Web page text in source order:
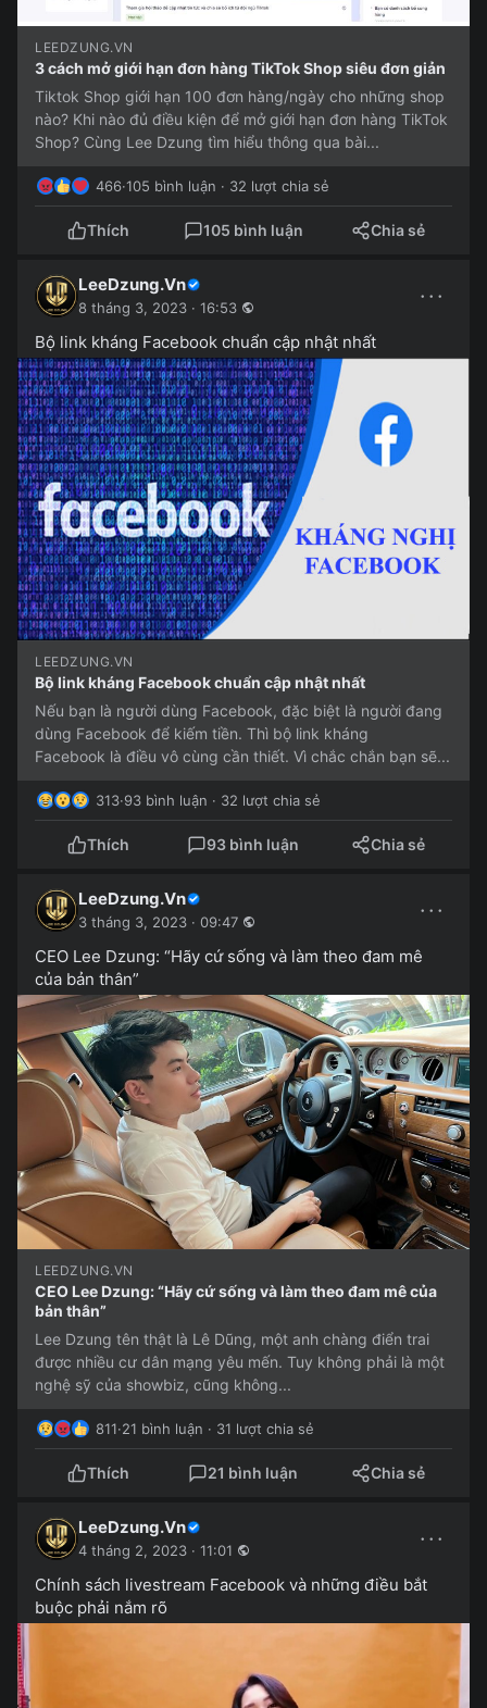
LEEDZUNG.VN
3 cách mở giới hạn đơn hàng TikTok Shop siêu đơn giản
Tiktok Shop giới hạn 100 đơn hàng/ngày cho những shop
nào? Khi nào đủ điều kiện để mở giới hạn đơn hàng TikTok
Shop? Cùng Lee Dzung tìm hiểu thông qua bài...
466·105 bình luận · 32 lượt chia sẻ
Thích 105 bình luận Chia sẻ
LeeDzung.Vn
8 tháng 3, 2023 · 16:53 ···
Bộ link kháng Facebook chuẩn cập nhật nhất
LEEDZUNG.VN
Bộ link kháng Facebook chuẩn cập nhật nhất
Nếu bạn là người dùng Facebook, đặc biệt là người đang
dùng Facebook để kiếm tiền. Thì bộ link kháng
Facebook là điều vô cùng cần thiết. Vì chắc chắn bạn sẽ...
313·93 bình luận · 32 lượt chia sẻ
Thích 93 bình luận Chia sẻ
LeeDzung.Vn
3 tháng 3, 2023 · 09:47 ···
CEO Lee Dzung: “Hãy cứ sống và làm theo đam mê
của bản thân”
LEEDZUNG.VN
CEO Lee Dzung: “Hãy cứ sống và làm theo đam mê của
bản thân”
Lee Dzung tên thật là Lê Dũng, một anh chàng điển trai
được nhiều cư dân mạng yêu mến. Tuy không phải là một
nghệ sỹ của showbiz, cũng không...
811·21 bình luận · 31 lượt chia sẻ
Thích 21 bình luận Chia sẻ
LeeDzung.Vn
4 tháng 2, 2023 · 11:01 ···
Chính sách livestream Facebook và những điều bắt
buộc phải nắm rõ